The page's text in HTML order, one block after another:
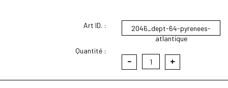
Art ID. :
Quantité :
2046_dept-64-pyrenees-
atlantique
- 1 +